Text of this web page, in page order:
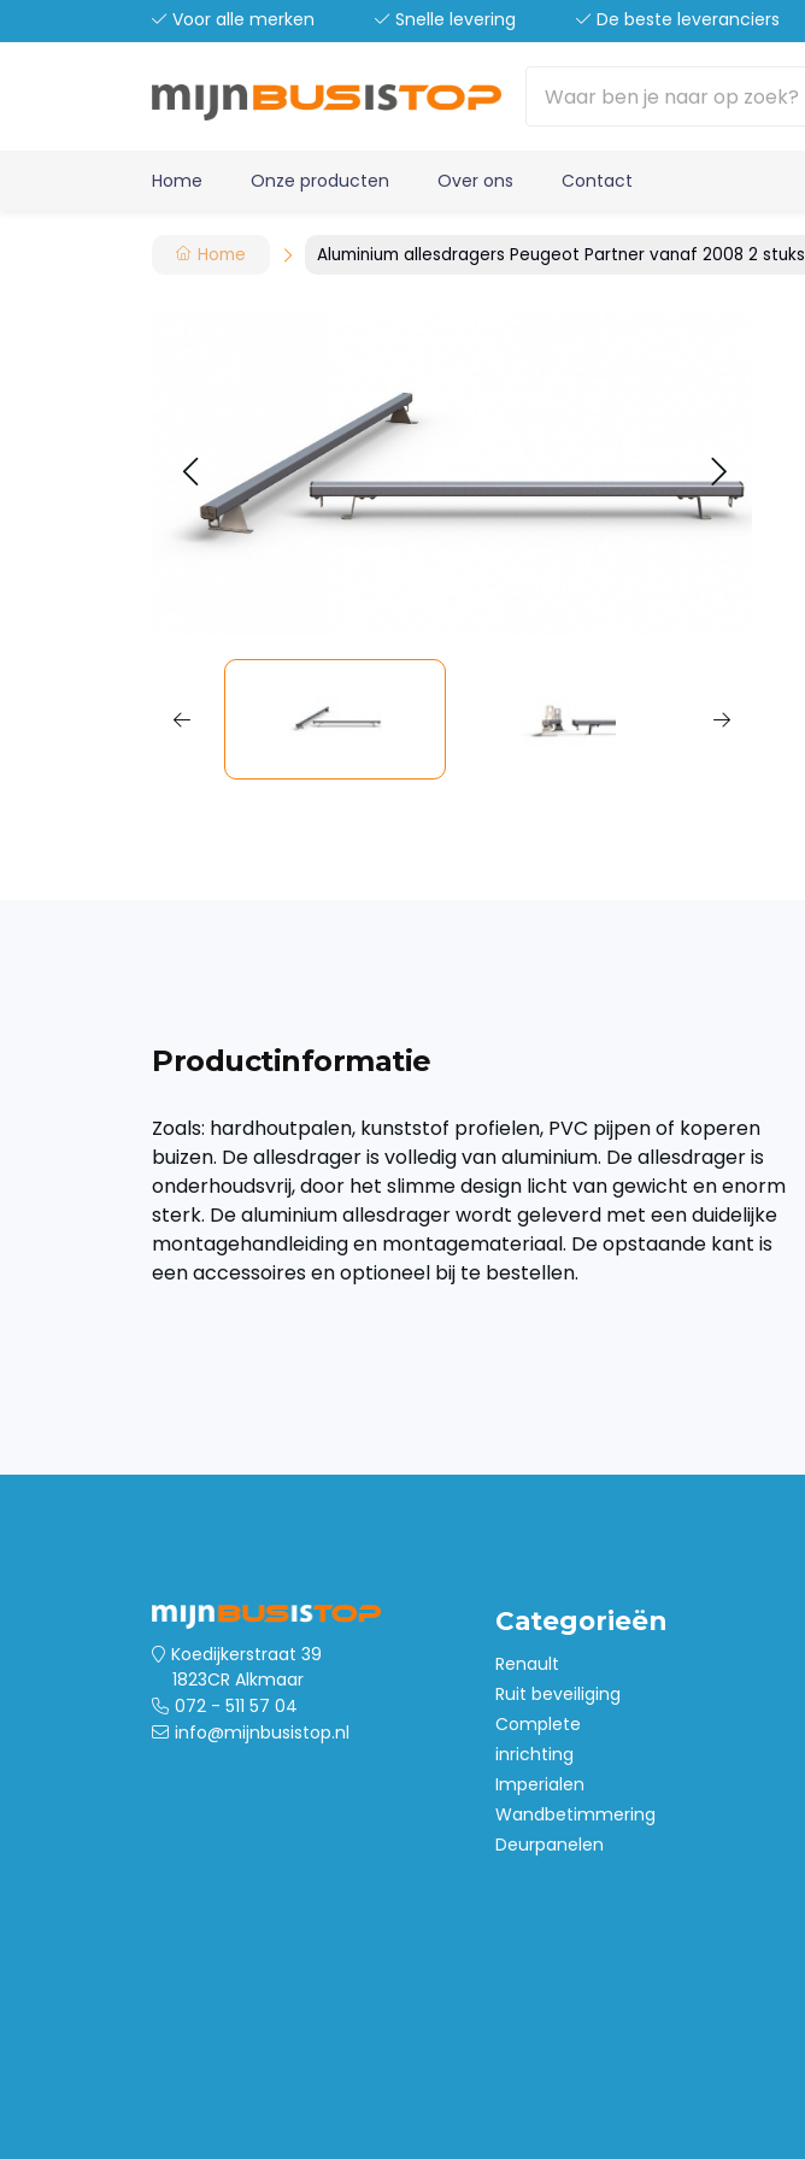
Voor alle merken Snelle levering De beste leveranciers
Home Onze producten Over ons Contact
Home Aluminium allesdragers Peugeot Partner vanaf 2008 2 stuks
Productinformatie
Zoals: hardhoutpalen, kunststof profielen, PVC pijpen of koperen
buizen. De allesdrager is volledig van aluminium. De allesdrager is
onderhoudsvrij, door het slimme design licht van gewicht en enorm
sterk. De aluminium allesdrager wordt geleverd met een duidelijke
montagehandleiding en montagemateriaal. De opstaande kant is
een accessoires en optioneel bij te bestellen.
Koedijkerstraat 39
1823CR Alkmaar
072 - 511 57 04
info@mijnbusistop.nl
Categorieën
Renault
Ruit beveiliging
Complete
inrichting
Imperialen
Wandbetimmering
Deurpanelen